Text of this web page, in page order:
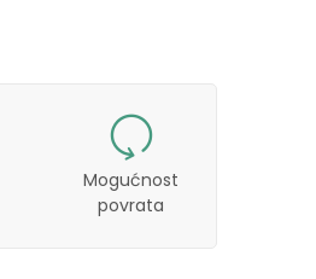
Mogućnost
povrata